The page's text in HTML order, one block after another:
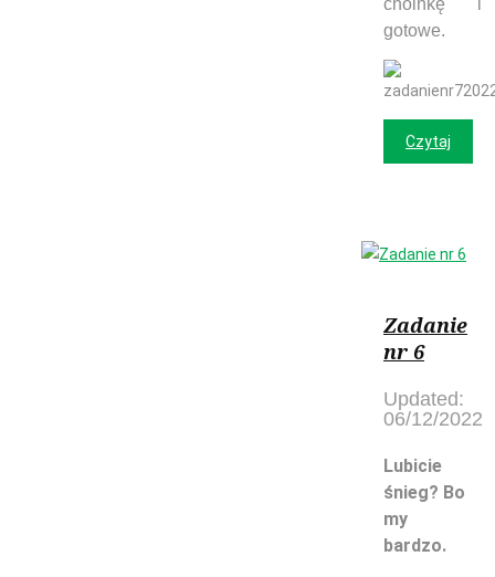
choinkę i
gotowe.
Czytaj
Zadanie
nr 6
Updated:
06/12/2022
Lubicie
śnieg? Bo
my
bardzo.